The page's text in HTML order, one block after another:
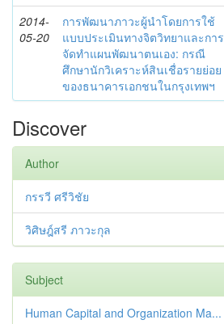
2014-
05-20
การพัฒนาภาวะผู้นำโดยการใช้
แบบประเมินทางจิตวิทยาและการ
จัดทำแผนพัฒนาตนเอง: กรณี
ศึกษานักวิเคราะห์สินเชื่อรายย่อย
ของธนาคารเอกชนในกรุงเทพฯ
Discover
Author
กรรวี ศรีวิชัย
วิศิษฎ์สรี ภาวะกุล
Subject
Human Capital and Organization Ma...